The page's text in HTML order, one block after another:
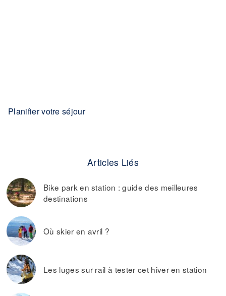
Planifier votre séjour
Articles Liés
Bike park en station : guide des meilleures
destinations
Où skier en avril ?
Les luges sur rail à tester cet hiver en station